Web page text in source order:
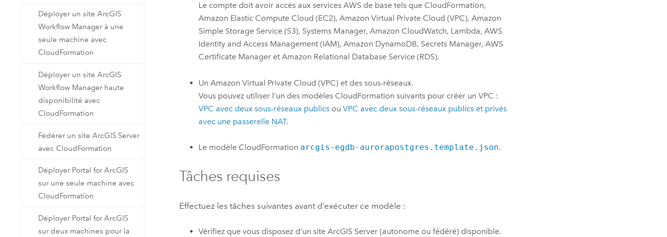
Déployer un site ArcGIS
Workflow Manager à une
seule machine avec
CloudFormation
Déployer un site ArcGIS
Workflow Manager haute
disponibilité avec
CloudFormation
Fédérer un site ArcGIS Server
avec CloudFormation
Déployer Portal for ArcGIS
sur une seule machine avec
CloudFormation
Déployer Portal for ArcGIS
sur deux machines pour la
Le compte doit avoir accès aux services AWS de base tels que CloudFormation,
Amazon Elastic Compute Cloud (EC2), Amazon Virtual Private Cloud (VPC), Amazon
Simple Storage Service (S3), Systems Manager, Amazon CloudWatch, Lambda, AWS
Identity and Access Management (IAM), Amazon DynamoDB, Secrets Manager, AWS
Certificate Manageret Amazon Relational Database Service (RDS).
Un Amazon Virtual Private Cloud (VPC)et des sous-réseaux.
Vous pouvez utiliser l’un des modèles CloudFormation suivants pour créer un VPC :
VPC avec deux sous-réseaux publicsou VPC avec deux sous-réseaux publics et privés
avec une passerelle NAT.
Le modèle CloudFormation arcgis-egdb-aurorapostgres.template.json.
Tâches requises
Effectuez les tâches suivantes avant d’exécuter ce modèle :
Vérifiez que vous disposez d’un site ArcGIS Server(autonome ou fédéré) disponible.